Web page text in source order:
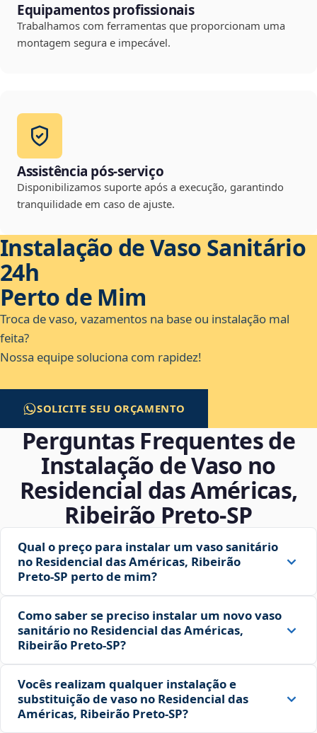
Equipamentos profissionais
Trabalhamos com ferramentas que proporcionam uma
montagem segura e impecável.
Assistência pós-serviço
Disponibilizamos suporte após a execução, garantindo
tranquilidade em caso de ajuste.
Instalação de Vaso Sanitário
24h
Perto de Mim
Troca de vaso, vazamentos na base ou instalação mal
feita?
Nossa equipe soluciona com rapidez!
SOLICITE SEU ORÇAMENTO
Perguntas Frequentes de
Instalação de Vaso no
Residencial das Américas,
Ribeirão Preto‑SP
Qual o preço para instalar um vaso sanitário
no Residencial das Américas, Ribeirão
Preto‑SP perto de mim?
Como saber se preciso instalar um novo vaso
sanitário no Residencial das Américas,
Ribeirão Preto‑SP?
Vocês realizam qualquer instalação e
substituição de vaso no Residencial das
Américas, Ribeirão Preto‑SP?